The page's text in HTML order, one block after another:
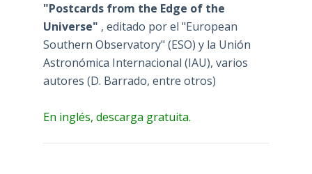
"Postcards from the Edge of the
Universe" , editado por el "European
Southern Observatory" (ESO) y la Unión
Astronómica Internacional (IAU), varios
autores (D. Barrado, entre otros)
En inglés, descarga gratuita.